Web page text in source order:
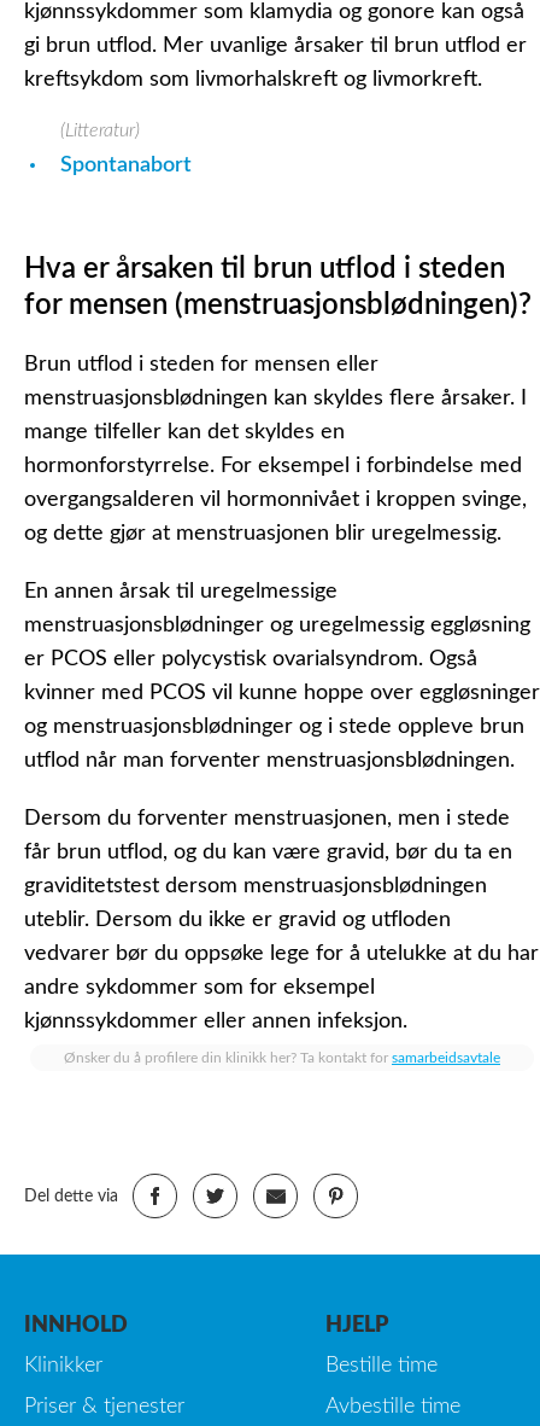
kjønnssykdommer som klamydia og gonore kan også
gi brun utflod. Mer uvanlige årsaker til brun utflod er
kreftsykdom som livmorhalskreft og livmorkreft.
(Litteratur)
Spontanabort
Hva er årsaken til brun utflod i steden
for mensen (menstruasjonsblødningen)?
Brun utflod i steden for mensen eller
menstruasjonsblødningen kan skyldes flere årsaker. I
mange tilfeller kan det skyldes en
hormonforstyrrelse. For eksempel i forbindelse med
overgangsalderen vil hormonnivået i kroppen svinge,
og dette gjør at menstruasjonen blir uregelmessig.
En annen årsak til uregelmessige
menstruasjonsblødninger og uregelmessig eggløsning
er PCOS eller polycystisk ovarialsyndrom. Også
kvinner med PCOS vil kunne hoppe over eggløsninger
og menstruasjonsblødninger og i stede oppleve brun
utflod når man forventer menstruasjonsblødningen.
Dersom du forventer menstruasjonen, men i stede
får brun utflod, og du kan være gravid, bør du ta en
graviditetstest dersom menstruasjonsblødningen
uteblir. Dersom du ikke er gravid og utfloden
vedvarer bør du oppsøke lege for å utelukke at du har
andre sykdommer som for eksempel
kjønnssykdommer eller annen infeksjon.
Ønsker du å profilere din klinikk her? Ta kontakt for samarbeidsavtale
Del dette via
INNHOLD
Klinikker
Priser & tjenester
HJELP
Bestille time
Avbestille time